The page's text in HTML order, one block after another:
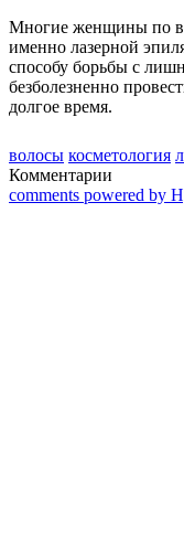
Многие женщины по
именно лазерной
способу борьбы с
безболезненно
долгое время.
волосы косметология
Комментарии
comments powered by